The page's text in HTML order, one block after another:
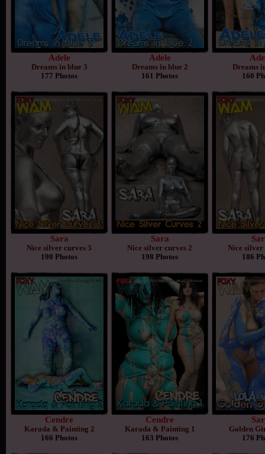
Adele
Dreams in blue 3
177 Photos
Adele
Dreams in blue 2
161 Photos
Dreams
160
Sara
Nice silver curves 3
190 Photos
Sara
Nice silver curves 2
198 Photos
Nice silver
186
Cendre
Karada & Painting 2
166 Photos
Cendre
Karada & Painting 1
163 Photos
Golden
176